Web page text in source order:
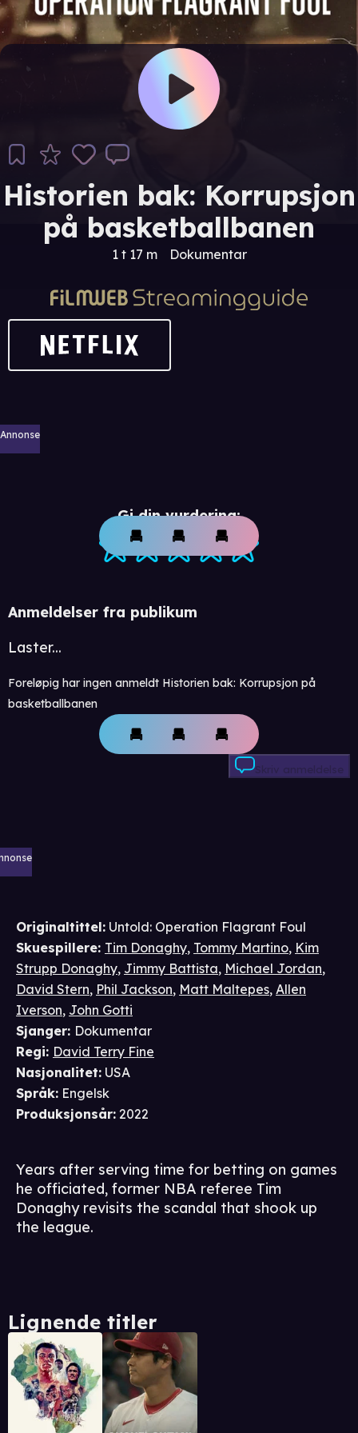
Historien bak: Korrupsjon
på basketballbanen
1 t 17 m Dokumentar
Annonse
Gi din vurdering:
Anmeldelser fra publikum
Laster...
Foreløpig har ingen anmeldt Historien bak: Korrupsjon på
basketballbanen
Skriv anmeldelse
Originaltittel: Untold: Operation Flagrant Foul
Skuespillere: Tim Donaghy, Tommy Martino, Kim
Strupp Donaghy, Jimmy Battista, Michael Jordan,
David Stern, Phil Jackson, Matt Maltepes, Allen
Iverson, John Gotti
Sjanger: Dokumentar
Regi: David Terry Fine
Nasjonalitet: USA
Språk: Engelsk
Produksjonsår: 2022
Years after serving time for betting on games
he officiated, former NBA referee Tim
Donaghy revisits the scandal that shook up
the league.
Lignende titler